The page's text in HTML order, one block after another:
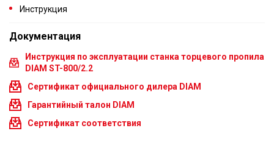
Инструкция
Документация
Инструкция по эксплуатации станка торцевого пропила
DIAM ST-800/2.2
Сертификат официального дилера DIAM
Гарантийный талон DIAM
Сертификат соответствия